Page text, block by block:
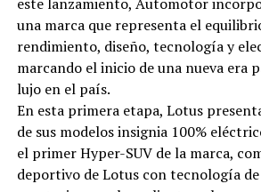
una marca que representa el
rendimiento, diseño, tecnología y
marcando el inicio de una nueva era
lujo en el país.
En esta primera etapa, Lotus
de sus modelos insignia 100%
el primer Hyper-SUV de la marca,
deportivo de Lotus con tecnología